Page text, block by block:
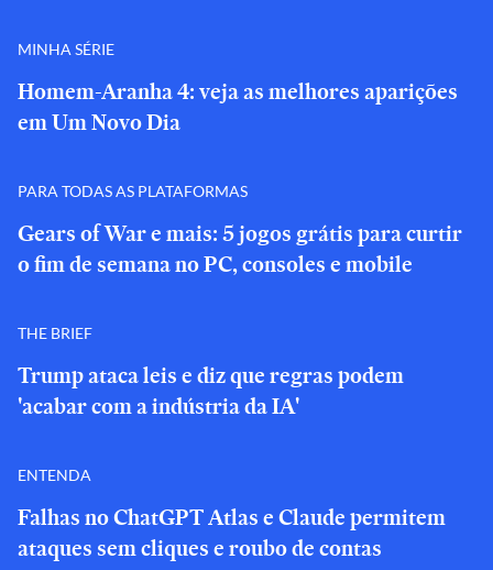
MINHA SÉRIE
Homem-Aranha 4: veja as melhores aparições
em Um Novo Dia
PARA TODAS AS PLATAFORMAS
Gears of War e mais: 5 jogos grátis para curtir
o fim de semana no PC, consoles e mobile
THE BRIEF
Trump ataca leis e diz que regras podem
'acabar com a indústria da IA'
ENTENDA
Falhas no ChatGPT Atlas e Claude permitem
ataques sem cliques e roubo de contas